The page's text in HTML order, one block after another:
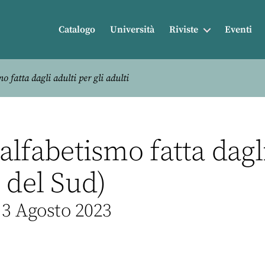
Catalogo Università Riviste Eventi
fatta dagli adulti per gli adulti
fatta
Sud)
Agosto 2023